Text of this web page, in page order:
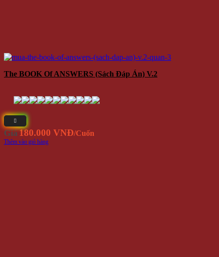
The BOOK Of ANSWERS (Sách Đáp Án) V.2
Giá180.000 VNĐ/Cuốn
Thêm vào giỏ hàng